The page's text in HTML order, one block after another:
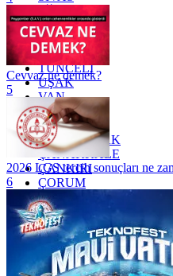
TEKİRDAĞ
TOKAT
TRABZON
TUNCELİ
UŞAK
VAN
YALOVA
YOZGAT
ZONGULDAK
ÇANAKKALE
ÇANKIRI
ÇORUM
İSTANBUL
İZMİR
ŞANLIURFA
ŞIRNAK
Cevvaz ne demek?
5
2026 LGS tercih sonuçları ne
6